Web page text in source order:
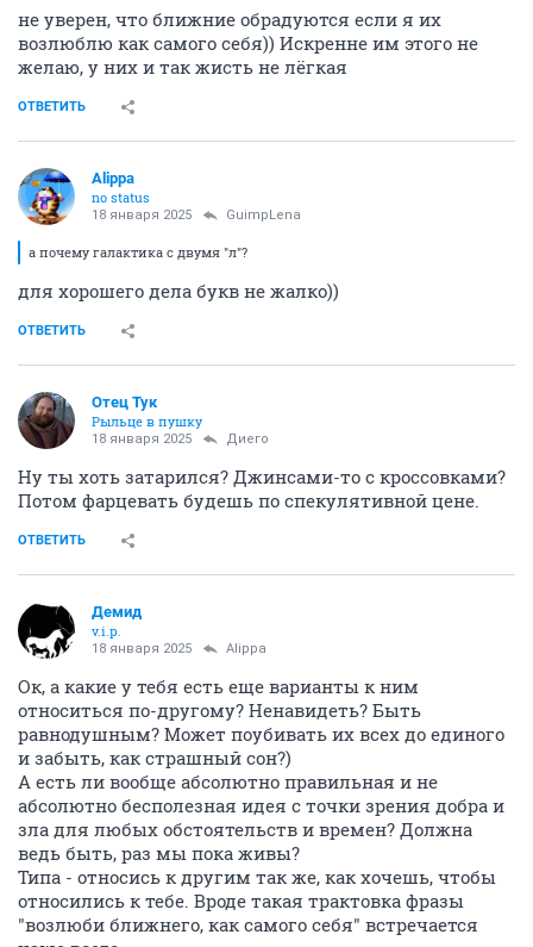
не уверен, что ближние обрадуются если я их
возлюблю как самого себя)) Искренне им этого не
желаю, у них и так жисть не лёгкая
ОТВЕТИТЬ
Alippa
no status
18 января 2025 GuimpLena
а почему галактика с двумя "л"?
для хорошего дела букв не жалко))
ОТВЕТИТЬ
Отец Тук
Рыльце в пушку
18 января 2025 Диего
Ну ты хоть затарился? Джинсами-то с кроссовками?
Потом фарцевать будешь по спекулятивной цене.
ОТВЕТИТЬ
Демид
v.i.p.
18 января 2025 Alippa
Ок, а какие у тебя есть еще варианты к ним
относиться по-другому? Ненавидеть? Быть
равнодушным? Может поубивать их всех до единого
и забыть, как страшный сон?)
А есть ли вообще абсолютно правильная и не
абсолютно бесполезная идея с точки зрения добра и
зла для любых обстоятельств и времен? Должна
ведь быть, раз мы пока живы?
Типа - относись к другим так же, как хочешь, чтобы
относились к тебе. Вроде такая трактовка фразы
"возлюби ближнего, как самого себя" встречается